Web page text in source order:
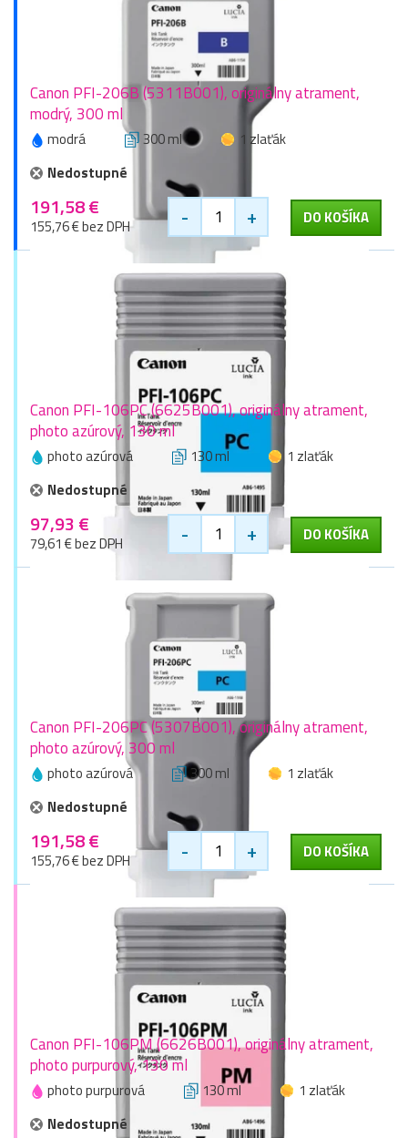
Canon PFI-206B (5311B001), originálny atrament,
modrý, 300 ml
modrá 300 ml
1 zlaťák
Nedostupné
191,58 €
155,76 € bez DPH - + DO KOŠÍKA
Canon PFI-106PC (6625B001), originálny atrament,
photo azúrový, 130 ml
photo azúrová 130 ml
1 zlaťák
Nedostupné
97,93 €
79,61 € bez DPH - + DO KOŠÍKA
Canon PFI-206PC (5307B001), originálny atrament,
photo azúrový, 300 ml
photo azúrová 300 ml
1 zlaťák
Nedostupné
191,58 €
155,76 € bez DPH - + DO KOŠÍKA
Canon PFI-106PM (6626B001), originálny atrament,
photo purpurový, 130 ml
photo purpurová 130 ml
1 zlaťák
Nedostupné